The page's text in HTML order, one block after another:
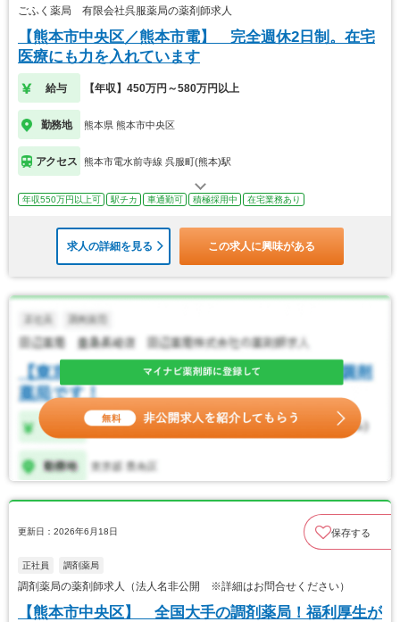
ごふく薬局 有限会社呉服薬局の薬剤師求人
【熊本市中央区／熊本市電】 完全週休2日制。在宅
医療にも力を入れています
給与 【年収】450万円～580万円以上
勤務地 熊本県 熊本市中央区
アクセス 熊本市電水前寺線 呉服町(熊本)駅
年収550万円以上可 駅チカ 車通勤可 積極採用中 在宅業務あり
求人の詳細を見る この求人に興味がある
更新日：2026年6月18日 保存する
正社員 調剤薬局
調剤薬局の薬剤師求人（法人名非公開 ※詳細はお問合せください）
【熊本市中央区】 全国大手の調剤薬局！福利厚生が